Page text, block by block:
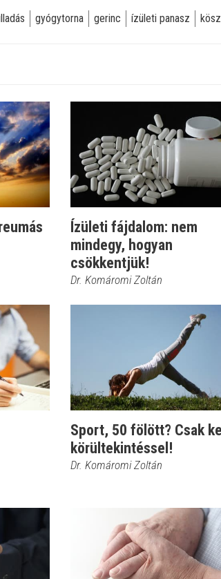
gyógytorna gerinc ízületi panasz
Ízületi fájdalom: nem
mindegy, hogyan
csökkentjük!
Dr. Komáromi Zoltán
Sport, 50 fölött? Csak
körültekintéssel!
Dr. Komáromi Zoltán